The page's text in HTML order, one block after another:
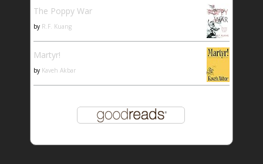
The Poppy War
by R.F. Kuang
Martyr!
by Kaveh Akbar